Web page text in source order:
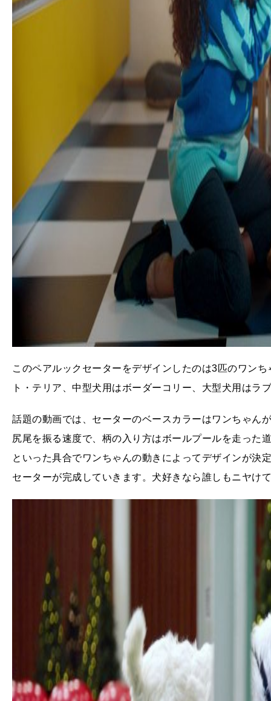
このペアルックセーターをデザインしたのは3匹のワン
ト・テリア、中型犬用はボーダーコリー、大型犬用はラ
話題の動画では、セーターのベースカラーはワンちゃん
尻尾を振る速度で、柄の入り方はボールプールを走っ
といった具合でワンちゃんの動きによってデザインが決
セーターが完成していきます。犬好きなら誰しもニヤけ